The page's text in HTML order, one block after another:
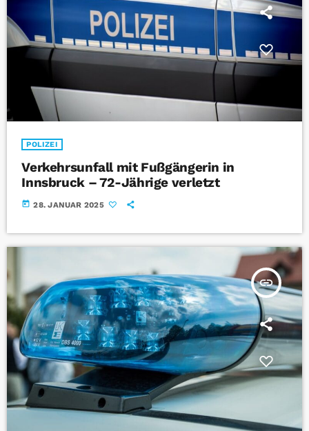
POLIZEI
Verkehrsunfall mit Fußgängerin in
Innsbruck – 72-Jährige verletzt
today 28. JANUAR 2025
insert_link